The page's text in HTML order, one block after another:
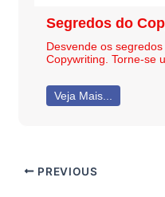
Segredos do
Desvende os
Copywriting. Torne-se
Veja Mais...
PREVIOUS